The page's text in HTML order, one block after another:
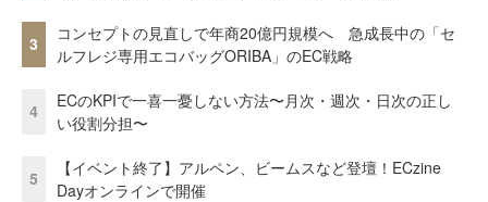
3
コンセプトの見直しで年商20億円規模へ 急成長中の「セ
ルフレジ専用エコバッグORIBA」のEC戦略
4
ECのKPIで一喜一憂しない方法〜月次・週次・日次の正し
い役割分担〜
5
【イベント終了】アルペン、ビームスなど登壇！ECzine
Dayオンラインで開催